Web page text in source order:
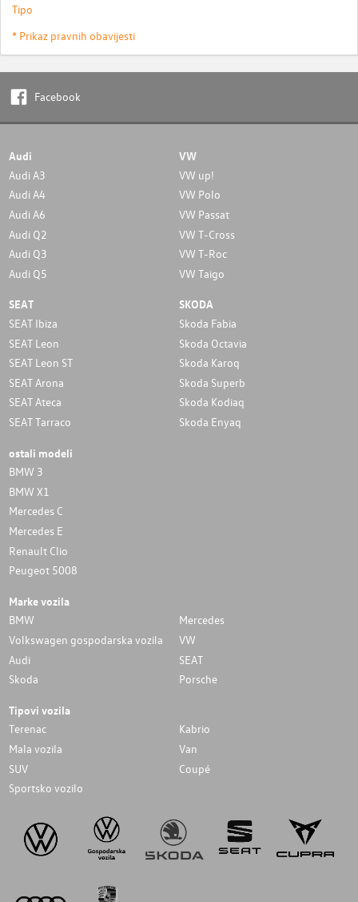
Tipo
* Prikaz pravnih obavijesti
Facebook
Audi
Audi A3
Audi A4
Audi A6
Audi Q2
Audi Q3
Audi Q5
VW
VW up!
VW Polo
VW Passat
VW T-Cross
VW T-Roc
VW Taigo
SEAT
SEAT Ibiza
SEAT Leon
SEAT Leon ST
SEAT Arona
SEAT Ateca
SEAT Tarraco
SKODA
Skoda Fabia
Skoda Octavia
Skoda Karoq
Skoda Superb
Skoda Kodiaq
Skoda Enyaq
ostali modeli
BMW 3
BMW X1
Mercedes C
Mercedes E
Renault Clio
Peugeot 5008
Marke vozila
BMW
Mercedes
Volkswagen gospodarska vozila
VW
Audi
SEAT
Skoda
Porsche
Tipovi vozila
Terenac
Kabrio
Mala vozila
Van
SUV
Coupé
Sportsko vozilo